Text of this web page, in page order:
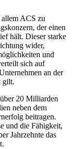
ACS zu
der einen
hält. Dieser starke
wider,
und
sich auf
an der
gilt.
20 Milliarden
neben dem
beitragen.
und die Fähigkeit,
Jahrzehnte das